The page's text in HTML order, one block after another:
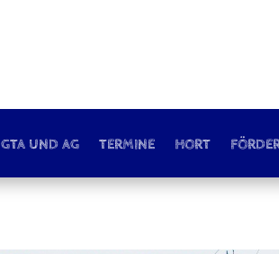
GTA UND AG TERMINE HORT